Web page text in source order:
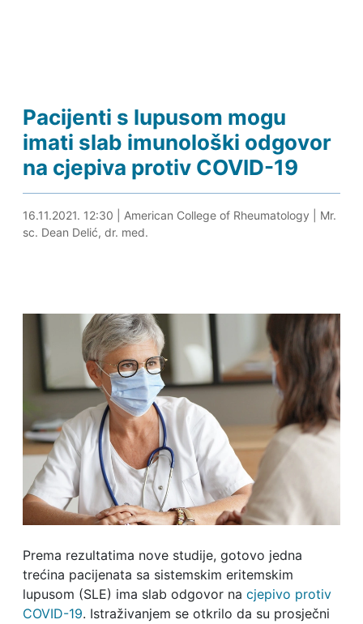
Pacijenti s lupusom mogu
imati slab imunološki odgovor
na cjepiva protiv COVID-19
16.11.2021. 12:43
16.11.2021. 12:30 American College of Rheumatology
Mr.
sc. Dean Delić, dr. med.
Prema rezultatima nove studije, gotovo jedna
trećina pacijenata sa sistemskim eritemskim
lupusom (SLE) ima slab odgovor na cjepivo protiv
COVID-19. Istraživanjem se otkrilo da su prosječni